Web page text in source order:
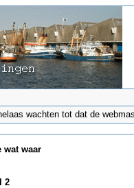
wachten tot dat de
wat waar
2